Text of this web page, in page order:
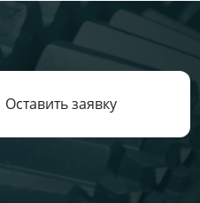
Оставить заявку